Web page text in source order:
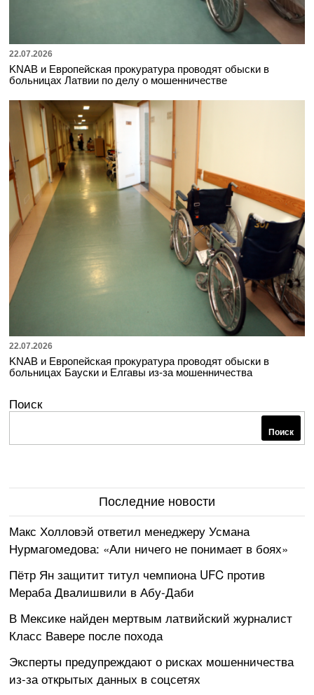
22.07.2026
KNAB и Европейская прокуратура проводят обыски в
больницах Латвии по делу о мошенничестве
22.07.2026
KNAB и Европейская прокуратура проводят обыски в
больницах Бауски и Елгавы из-за мошенничества
Поиск
Поиск
Последние новости
Макс Холловэй ответил менеджеру Усмана
Нурмагомедова: «Али ничего не понимает в боях»
Пётр Ян защитит титул чемпиона UFC против
Мераба Двалишвили в Абу-Даби
В Мексике найден мертвым латвийский журналист
Класс Вавере после похода
Эксперты предупреждают о рисках мошенничества
из-за открытых данных в соцсетях